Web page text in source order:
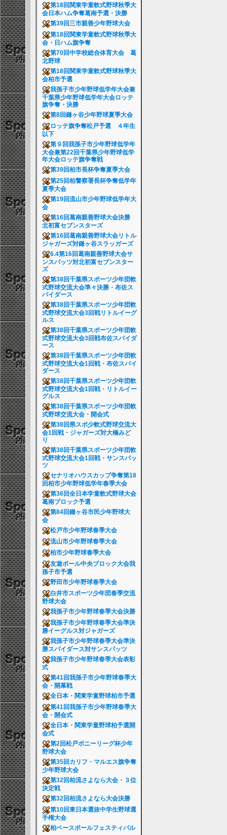
第18回関東学童軟式野球秋季大
会日本ハム争奪葛南予選・決勝
第39回三市親善少年野球大会
第18回関東学童軟式野球秋季大
会・日ハム旗争奪
第70回中学校総合体育大会 葛
北野球
第18回関東学童軟式野球秋季大
会柏市予選
我孫子市少年野球低学年大会兼
千葉県少年野球低学年大会ロッテ
旗争奪・決勝
第8回鎌ヶ谷少年野球夏季大会
ロッテ旗争奪松戸予選 ４年生
以下
第９回我孫子市少年野球低学年
大会兼第22回千葉県少年野球低学
年大会ロッテ旗争奪戦
第39回柏市長杯争奪夏季大会
第25回柏警察署長杯争奪低学年
夏季大会
第19回流山市少年野球低学年大
会
第16回葛南親善野球大会決勝
北初富セブンスターズ
第16回葛南親善野球大会リトル
ジャガーズ対鎌ヶ谷スラッガーズ
6.4第16回葛南親善野球大会サ
ンスパッツ対北初富セブンスター
ズ
第38回千葉県スポーツ少年団軟
式野球交流大会準々決勝・布佐ス
パイダース
第38回千葉県スポーツ少年団軟
式野球交流大会3回戦リトルイーグ
ルス
第38回千葉県スポーツ少年団軟
式野球交流大会3回戦布佐スパイダ
ース
第38回千葉県スポーツ少年団軟
式野球交流大会1回戦・布佐スパイ
ダース
第38回千葉県スポーツ少年団軟
式野球交流大会1回戦・リトルイー
グルス
第38回千葉県スポーツ少年団軟
式野球交流大会・開会式
第38回県スポ少軟式野球交流大
会1回戦・ジャガーズ対大橋みど
り
第38回千葉県スポーツ少年団軟
式野球交流大会1回戦・サンスパッ
ツ
セナリオハウスカップ争奪第18
回柏市少年野球低学年春季大会
第36回全日本学童軟式野球大会
葛南ブロック予選
第84回鎌ヶ谷市民少年野球大
会
松戸市少年野球春季大会
流山市少年野球春季大会
柏市少年野球春季大会
友遊ボール中央ブロック大会我
孫子市予選
野田市少年野球春季大会
白井市スポーツ少年団春季交流
野球大会
我孫子市少年野球春季大会決勝
我孫子市少年野球春季大会準決
勝イーグルス対ジャガーズ
我孫子市少年野球春季大会準決
勝スパイダース対サンスパッツ
我孫子市少年野球春季大会表彰
式
第41回我孫子市少年野球春季大
会・開幕戦
全日本・関東学童野球柏市予選
第41回我孫子市少年野球春季大
会・開会式
全日本・関東学童野球柏予選開
会式
第2回松戸ポニーリーグ杯少年
野球大会
第35回カリフ・マルエス旗争奪
少年野球大会
第32回柏流さよなら大会・３位
決定戦
第32回柏流さよなら大会決勝
第10回東日本選抜中学生野球選
手権大会
柏ベースボールフェスティバル